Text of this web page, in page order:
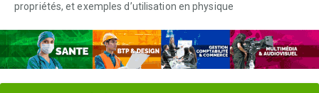
propriétés, et exemples d’utilisation en physique